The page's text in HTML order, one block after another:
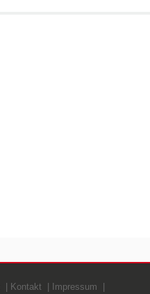
Kontakt Impressum